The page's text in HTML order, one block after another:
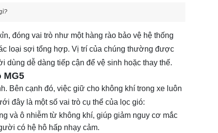
đóng vai trò như một hàng rào bảo vệ hệ thống
loại sợi tổng hợp. Vị trí của chúng thường được
dùng dễ dàng tiếp cận để vệ sinh hoặc thay thế.
MG5
Bên cạnh đó, việc giữ cho không khí trong xe luôn
đây là một số vai trò cụ thể của lọc gió:
và ô nhiễm từ không khí, giúp giảm nguy cơ mắc
có hệ hô hấp nhạy cảm.